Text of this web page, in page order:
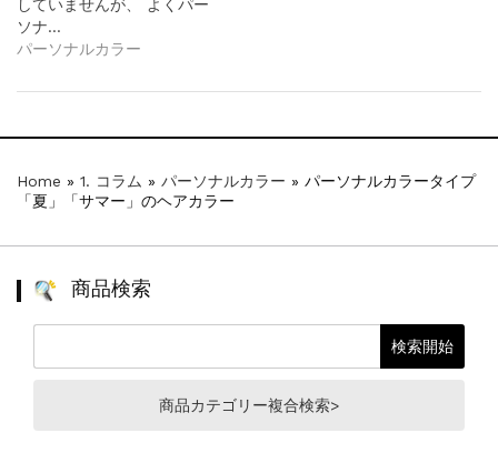
していませんが、 よくパー
ソナ…
パーソナルカラー
Home » 1. コラム » パーソナルカラー » パーソナルカラータイプ
「夏」「サマー」のヘアカラー
商品検索
商品カテゴリー複合検索>